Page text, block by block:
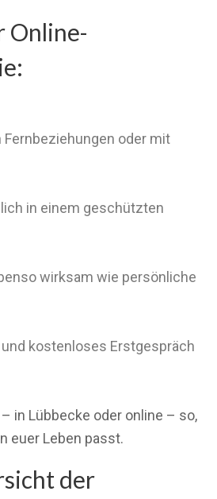
Online-
Fernbeziehungen oder mit
in einem geschützten
wirksam wie persönliche
kostenloses Erstgespräch
in Lübbecke oder online – so,
euer Leben passt.
der